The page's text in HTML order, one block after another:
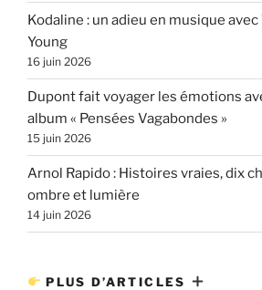
Kodaline : un adieu en musique
Young
16 juin 2026
Dupont fait voyager les émotions
album « Pensées Vagabondes »
15 juin 2026
Arnol Rapido : Histoires vraies, dix
ombre et lumière
14 juin 2026
PLUS D’ARTICLES